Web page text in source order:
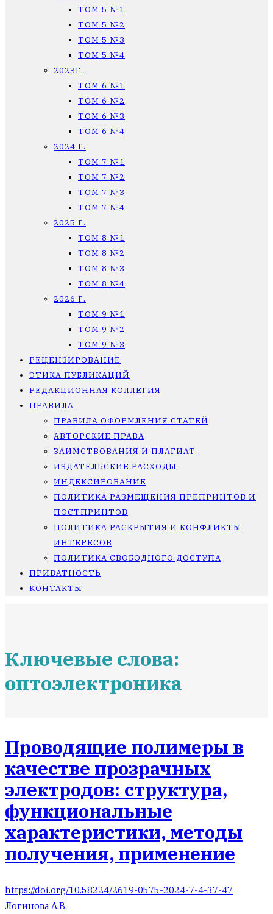
ТОМ 5 №1
ТОМ 5 №2
ТОМ 5 №3
ТОМ 5 №4
2023Г.
ТОМ 6 №1
ТОМ 6 №2
ТОМ 6 №3
ТОМ 6 №4
2024 Г.
ТОМ 7 №1
ТОМ 7 №2
ТОМ 7 №3
ТОМ 7 №4
2025 Г.
ТОМ 8 №1
ТОМ 8 №2
ТОМ 8 №3
ТОМ 8 №4
2026 Г.
ТОМ 9 №1
ТОМ 9 №2
ТОМ 9 №3
РЕЦЕНЗИРОВАНИЕ
ЭТИКА ПУБЛИКАЦИЙ
РЕДАКЦИОННАЯ КОЛЛЕГИЯ
ПРАВИЛА
ПРАВИЛА ОФОРМЛЕНИЯ СТАТЕЙ
АВТОРСКИЕ ПРАВА
ЗАИМСТВОВАНИЯ И ПЛАГИАТ
ИЗДАТЕЛЬСКИЕ РАСХОДЫ
ИНДЕКСИРОВАНИЕ
ПОЛИТИКА РАЗМЕЩЕНИЯ ПРЕПРИНТОВ И
ПОСТПРИНТОВ
ПОЛИТИКА РАСКРЫТИЯ И КОНФЛИКТЫ
ИНТЕРЕСОВ
ПОЛИТИКА СВОБОДНОГО ДОСТУПА
ПРИВАТНОСТЬ
КОНТАКТЫ
Ключевые слова:
оптоэлектроника
Проводящие полимеры в
качестве прозрачных
электродов: структура,
функциональные
характеристики, методы
получения, применение
https://doi.org/10.58224/2619-0575-2024-7-4-37-47
Логинова А.В.